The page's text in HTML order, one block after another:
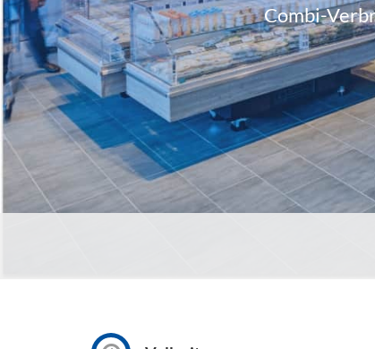
Combi-